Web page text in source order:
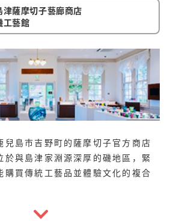
津薩摩切子藝廊商店
工藝館
兒島市吉野町的薩摩切子官方商店
於與島津家淵源深厚的磯地區，緊
購買傳統工藝品並體驗文化的複合